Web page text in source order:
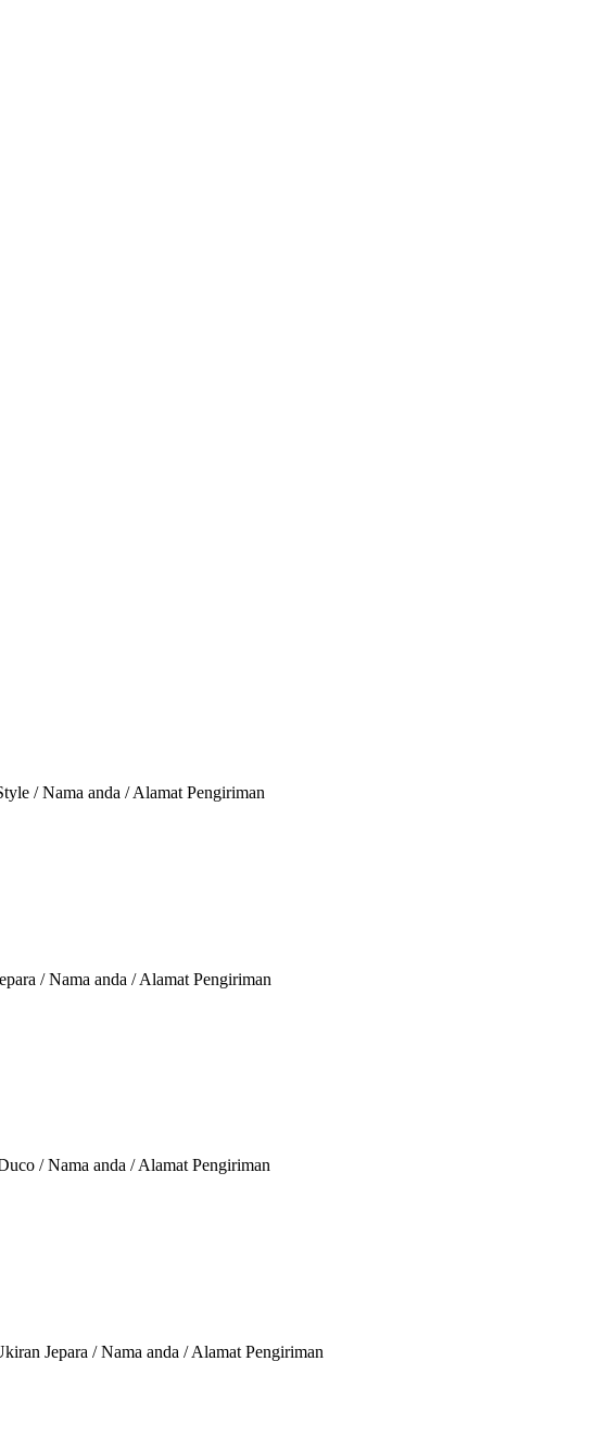
/ Nama anda / Alamat Pengiriman
/ Nama anda / Alamat Pengiriman
/ Nama anda / Alamat Pengiriman
Jepara / Nama anda / Alamat Pengiriman